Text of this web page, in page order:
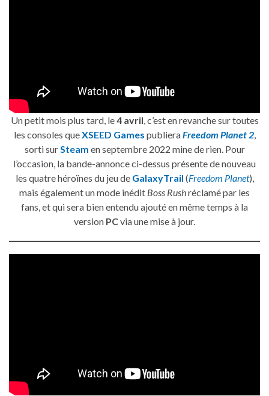
Un petit mois plus tard, le4 avril, c’est en revanche sur toutes
les consoles queXSEED Games publieraFreedom Planet 2,
sorti surSteam en septembre 2022 mine de rien. Pour
l’occasion, la bande-annonce ci-dessus présente de nouveau
les quatre héroïnes du jeu de GalaxyTrail (Freedom Planet),
mais également un mode inédit Boss Rushréclamé par les
fans, et qui sera bien entendu ajouté en même temps à la
version PCvia une mise à jour.